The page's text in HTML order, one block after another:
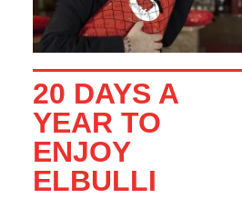
20 DAYS A
YEAR TO
ENJOY
ELBULLI